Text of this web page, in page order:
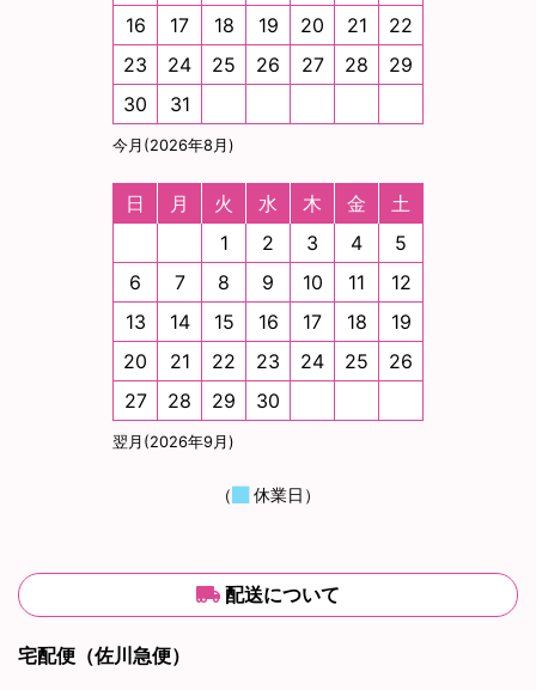
今月(2026年8月)
16
17 18 19 20 21
22
23
24 25 26 27 28
29
30
31
翌月(2026年9月)
日 月 火 水 木 金
土
1
2 3 4
5
6
7 8 9 10 11
12
13
14 15 16 17 18
19
20
21 22 23 24 25
26
27
28 29 30
（ 休業日）
配送について
宅配便（佐川急便）